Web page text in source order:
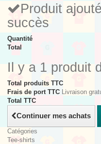
Produit
succès
Quantité
Total
Il y a 1 produit
Total produits TTC
Frais de port TTC Livraison
Total TTC
Continuer mes achats
Catégories
Tee-shirts